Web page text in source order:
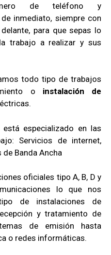
de teléfono y
inmediato, siempre con
para que sepas lo
trabajo a realizar y sus
todo tipo de trabajos
o instalación de
especializado en las
Servicios de internet,
Banda Ancha
oficiales tipo A, B, D y
lo que nos
de instalaciones de
y tratamiento de
de emisión hasta
o redes informáticas.